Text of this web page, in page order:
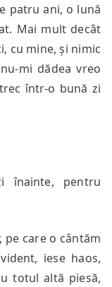
patru ani, o lună
Mai mult decât
cu mine, și nimic
mi dădea vreo
într-o bună zi
înainte, pentru
pe care o cântăm
iese haos,
totul altă piesă,